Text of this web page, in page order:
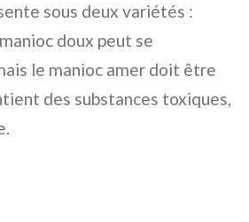
sous deux variétés :
doux peut se
le manioc amer doit être
des substances toxiques,